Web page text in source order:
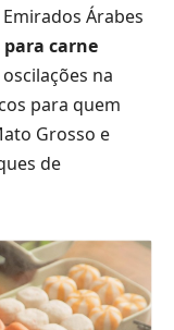
Árabes
carne
na
para quem
Grosso e
de